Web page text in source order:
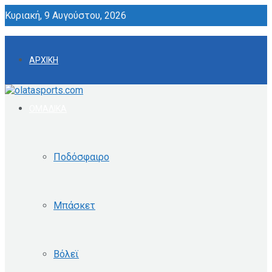
Κυριακή, 9 Αυγούστου, 2026
ΑΡΧΙΚΗ
Ποδόσφαιρο
Μπάσκετ
Βόλεϊ